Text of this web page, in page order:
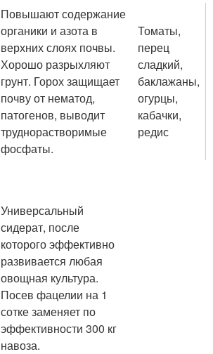
Повышают содержание
органики и азота в
верхних слоях почвы.
Хорошо разрыхляют
грунт. Горох защищает
почву от нематод,
патогенов, выводит
труднорастворимые
фосфаты.
Томаты,
перец
сладкий,
баклажаны,
огурцы,
кабачки,
редис
Универсальный
сидерат, после
которого эффективно
развивается любая
овощная культура.
Посев фацелии на 1
сотке заменяет по
эффективности 300 кг
навоза.